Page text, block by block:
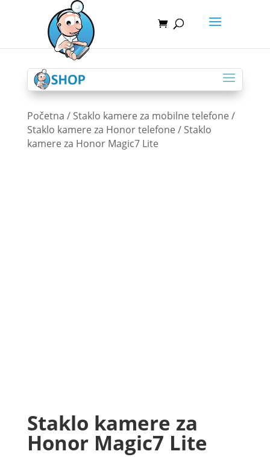
Početna / Staklo kamere za mobilne telefone /
Staklo kamere za Honor telefone / Staklo
kamere za Honor Magic7 Lite
Staklo kamere za
Honor Magic7 Lite